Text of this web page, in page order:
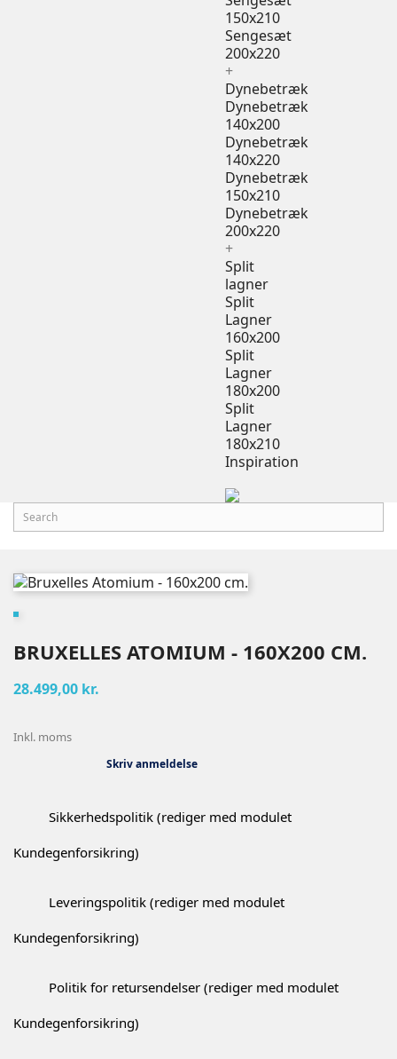
150x210
Sengesæt
200x220
+
Dynebetræk
Dynebetræk
140x200
Dynebetræk
140x220
Dynebetræk
150x210
Dynebetræk
200x220
+
Split
lagner
Split
Lagner
160x200
Split
Lagner
180x200
Split
Lagner
180x210
Inspiration
BRUXELLES ATOMIUM - 160X200 CM.
28.499,00 kr.
Inkl. moms
Skriv anmeldelse
Sikkerhedspolitik (rediger med modulet
Kundegenforsikring)
Leveringspolitik (rediger med modulet
Kundegenforsikring)
Politik for retursendelser (rediger med modulet
Kundegenforsikring)